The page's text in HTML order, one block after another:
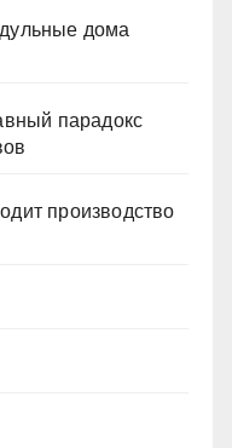
дома
парадокс
производство